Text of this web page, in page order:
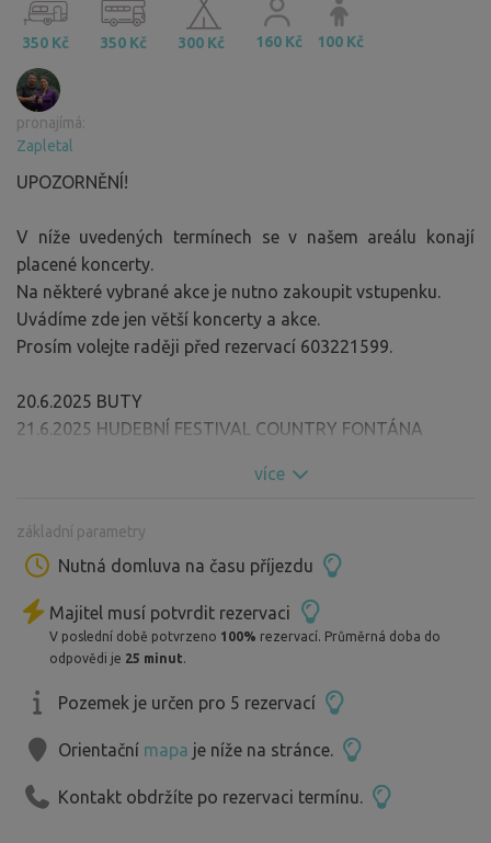
350 Kč 350 Kč 300 Kč 160 Kč 100 Kč
pronajímá:
Zapletal
UPOZORNĚNÍ!
V níže uvedených termínech se v našem areálu konají
placené koncerty.
Na některé vybrané akce je nutno zakoupit vstupenku.
Uvádíme zde jen větší koncerty a akce.
Prosím volejte raději před rezervací 603221599.
20.6.2025 BUTY
21.6.2025 HUDEBNÍ FESTIVAL COUNTRY FONTÁNA
20.9.2025 DAVID KOLLER
loděnice děhylov,
elektronické vstupenky na: smsticket.cz
Kempování na rovné slunné louce, přímo na břehu řeky
V Blízkosti výletní restaurace.
více
základní parametry
Nutná domluva na času příjezdu
Majitel musí potvrdit rezervaci
V poslední době potvrzeno 100% rezervací. Průměrná doba do
odpovědi je 25 minut.
Pozemek je určen pro 5 rezervací
Orientační mapa je níže na stránce.
Kontakt obdržíte po rezervaci termínu.